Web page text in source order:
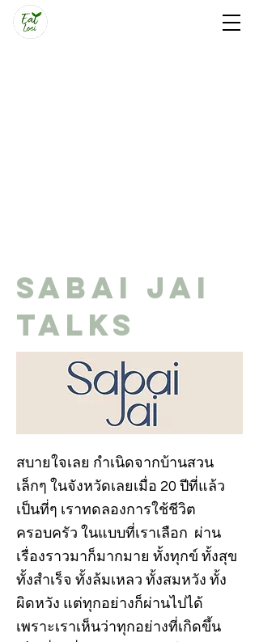
Sabai Jai
Talks
สบายใจเลย กำเนิดจากบ้านสวน
เล็กๆ ในจังหวัดเลยเมื่อ 20 ปีที่แล้ว
เป็นที่ๆ เราทดลองการใช้ชีวิต
ครอบครัว ในแบบที่เราเลือก ผ่าน
เรื่องราวมาก็มากมาย ทั้งทุกข์ ทั้งสุข
ทั้งสำเร็จ ทั้งล้มเหลว ทั้งสมหวัง ทั้ง
ผิดหวัง แต่ทุกอย่างก็ผ่านไปได้
เพราะเราเห็นว่าทุกอย่างที่เกิดขึ้น